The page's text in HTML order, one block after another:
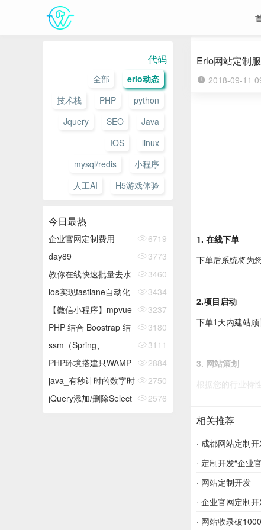
代码
全部
erlo动态
技术栈
PHP
python
Jquery
SEO
Java
IOS
linux
mysql/redis
小程序
人工AI
H5游戏体验
今日最热
企业官网定制费用
6719
day89
DjangoRsetFramework
学习---...
3773
教你在线快速批量去水
印解析快手、抖音、火
山等短视频方法技巧
分...
3460
ios实现fastlane自动化
打包
3434
【微信小程序】mpvue
中页面之间传值（全网
唯一真正可行的方...
3237
PHP 结合 Boostrap 结
合 js 实现学生列表删
除...
3180
ssm（Spring、
Springmvc、Mybatis）
实...
3111
PHP环境搭建只WAMP
2884
java_有秒计时的数字时
钟
2750
jQuery添加/删除Select
2576
Erlo网站定制
2018-09-11
1. 在线下单
下单后系统将为
2.项目启动
下单1天内建站顾
3. 网站策划
根据您的行业特
4. 视觉设计
您可随时在线预
5. 网站上线
待您最终满意
相关推荐
· 成都网站定制
· 定制开发“企业
发”​
· 网站定制开发
· 企业官网定制
· 网站收录破